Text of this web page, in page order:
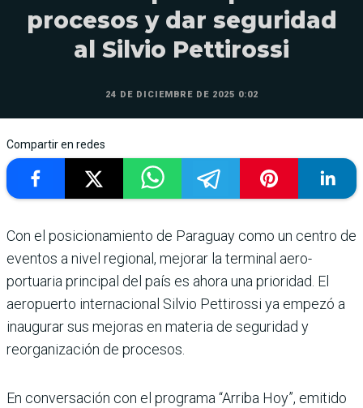
procesos y dar seguridad
al Silvio Pettirossi
24 DE DICIEMBRE DE 2025 0:02
Compartir en redes
Con el posicionamiento de Paraguay como un centro de
eventos a nivel regional, mejorar la terminal aero­
portuaria principal del país es ahora una prioridad. El
aeropuerto internacional Silvio Petti­rossi ya empezó a
inaugurar sus mejoras en materia de seguridad y
reorganización de procesos.
En conversación con el pro­grama “Arriba Hoy”, emi­tido